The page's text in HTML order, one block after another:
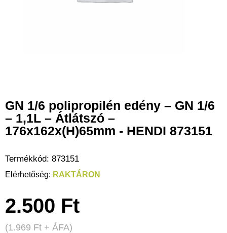
GN 1/6 polipropilén edény – GN 1/6
– 1,1L – Átlátszó –
176x162x(H)65mm - HENDI 873151
Termékkód: 873151
RAKTÁRON
2.500 Ft
(1.969 Ft + ÁFA)